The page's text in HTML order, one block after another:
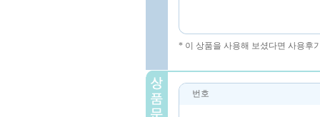
* 이 상품을 사용해 보셨다면 사용후
번호